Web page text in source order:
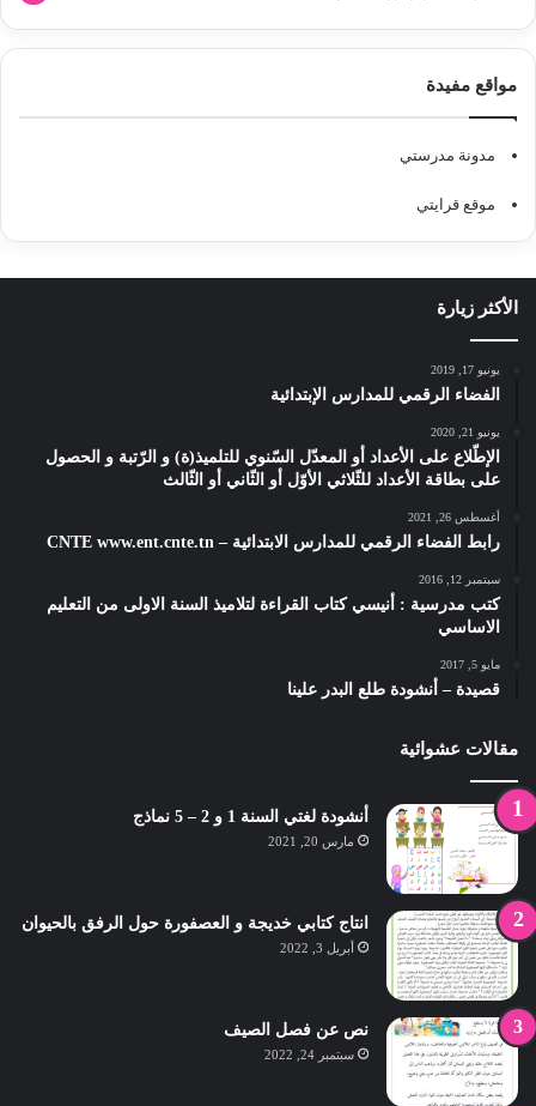
مواقع مفيدة
مدونة مدرستي
موقع قرايتي
الأكثر زيارة
يونيو 17, 2019
الفضاء الرقمي للمدارس الإبتدائية
يونيو 21, 2020
الإطّلاع على الأعداد أو المعدّل السّنوي للتلميذ(ة) و الرّتبة و الحصول
على بطاقة الأعداد للثّلاثي الأوّل أو الثّاني أو الثّالث
أغسطس 26, 2021
رابط الفضاء الرقمي للمدارس الابتدائية – CNTE www.ent.cnte.tn
سبتمبر 12, 2016
كتب مدرسية : أنيسي كتاب القراءة لتلاميذ السنة الاولى من التعليم
الاساسي
مايو 5, 2017
قصيدة – أنشودة طلع البدر علينا
مقالات عشوائية
أنشودة لغتي السنة 1 و 2 – 5 نماذج
مارس 20, 2021
انتاج كتابي خديجة و العصفورة حول الرفق بالحيوان
أبريل 3, 2022
نص عن فصل الصيف
سبتمبر 24, 2022